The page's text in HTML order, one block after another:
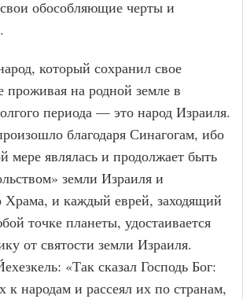
обособляющие черты и
который сохранил свое
проживая на родной земле в
периода — это народ Израиля.
благодаря Синагогам, ибо
мере являлась и продолжает быть
земли Израиля и
Храма, и каждый еврей, заходящий
точке планеты, удостаивается
от святости земли Израиля.
«Так сказал Господь Бог:
к народам и рассеял их по странам,